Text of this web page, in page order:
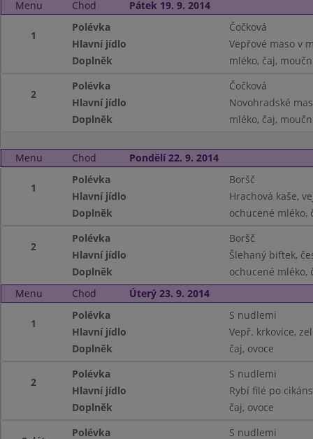
Menu Chod Pátek 19. 9. 2014
1
Polévka
Čočková
Hlavní jídlo
Vepřové maso v
Doplněk
mléko, čaj,
2
Polévka
Čočková
Hlavní jídlo
Novohradské
Doplněk
mléko, čaj,
Menu Chod Pondělí 22. 9. 2014
1
Polévka
Boršč
Hlavní jídlo
Hrachová kaše,
Doplněk
ochucené mléko,
2
Polévka
Boršč
Hlavní jídlo
Šlehaný biftek,
Doplněk
ochucené mléko,
Menu
Chod Úterý 23. 9. 2014
1
Polévka
S nudlemi
Hlavní jídlo
Vepř. krkovice,
Doplněk
čaj, ovoce
2
Polévka
S nudlemi
Hlavní jídlo
Rybí filé po
Doplněk
čaj, ovoce
Polévka
S nudlemi